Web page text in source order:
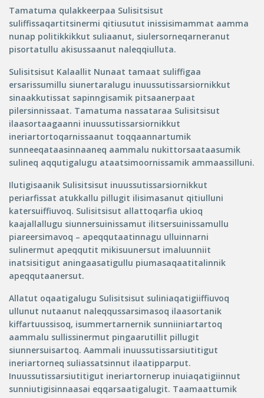
Tamatuma qulakkeerpaa Sulisitsisut
suliffissaqartitsinermi qitiusutut inissisimammat aamma
nunap politikkikkut suliaanut, siulersorneqarneranut
pisortatullu akisussaanut naleqqiulluta.
Sulisitsisut Kalaallit Nunaat tamaat suliffigaa
ersarissumillu siunertaralugu inuussutissarsiornikkut
sinaakkutissat sapinngisamik pitsaanerpaat
pilersinnissaat. Tamatuma nassataraa Sulisitsisut
ilaasortaagaanni inuussutissarsiornikkut
ineriartortoqarnissaanut toqqaannartumik
sunneeqataasinnaaneq aammalu nukittorsaataasumik
sulineq aqqutigalugu ataatsimoornissamik ammaassilluni.
Ilutigisaanik Sulisitsisut inuussutissarsiornikkut
periarfissat atukkallu pillugit ilisimasanut qitiulluni
katersuiffiuvoq. Sulisitsisut allattoqarfia ukioq
kaajallallugu siunnersuinissamut ilitsersuinissamullu
piareersimavoq – apeqqutaatinnagu ulluinnarni
sulinermut apeqqutit mikisuunersut imaluunniit
inatsisitigut aningaasatigullu piumasaqaatitalinnik
apeqqutaanersut.
Allatut oqaatigalugu Sulisitsisut suliniaqatigiiffiuvoq
ullunut nutaanut naleqqussarsimasoq ilaasortanik
kiffartuussisoq, isummertarnernik sunniiniartartoq
aammalu sullissinermut pingaarutillit pillugit
siunnersuisartoq. Aammali inuussutissarsiutitigut
ineriartorneq suliassatsinnut ilaatipparput.
Inuussutissarsiutitigut ineriartornerup inuiaqatigiinnut
sunniutigisinnaasai eqqarsaatigalugit. Taamaattumik